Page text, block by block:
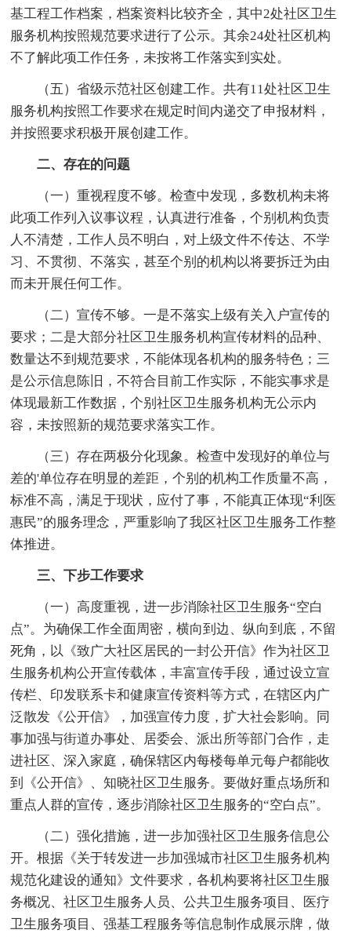
基工程工作档案，档案资料比较齐全，其中2处社区卫生
服务机构按照规范要求进行了公示。其余24处社区机构
不了解此项工作任务，未按将工作落实到实处。
（五）省级示范社区创建工作。共有11处社区卫生
服务机构按照工作要求在规定时间内递交了申报材料，
并按照要求积极开展创建工作。
二、存在的问题
（一）重视程度不够。检查中发现，多数机构未将
此项工作列入议事议程，认真进行准备，个别机构负责
人不清楚，工作人员不明白，对上级文件不传达、不学
习、不贯彻、不落实，甚至个别的机构以将要拆迁为由
而未开展任何工作。
（二）宣传不够。一是不落实上级有关入户宣传的
要求；二是大部分社区卫生服务机构宣传材料的品种、
数量达不到规范要求，不能体现各机构的服务特色；三
是公示信息陈旧，不符合目前工作实际，不能实事求是
体现最新工作数据，个别社区卫生服务机构无公示内
容，未按照新的规范要求落实工作。
（三）存在两极分化现象。检查中发现好的单位与
差的'单位存在明显的差距，个别的机构工作质量不高，
标准不高，满足于现状，应付了事，不能真正体现“利医
惠民”的服务理念，严重影响了我区社区卫生服务工作整
体推进。
三、下步工作要求
（一）高度重视，进一步消除社区卫生服务“空白
点”。为确保工作全面周密，横向到边、纵向到底，不留
死角，以《致广大社区居民的一封公开信》作为社区卫
生服务机构公开宣传载体，丰富宣传手段，通过设立宣
传栏、印发联系卡和健康宣传资料等方式，在辖区内广
泛散发《公开信》，加强宣传力度，扩大社会影响。同
事加强与街道办事处、居委会、派出所等部门合作，走
进社区、深入家庭，确保辖区内每楼每单元每户都能收
到《公开信》、知晓社区卫生服务。要做好重点场所和
重点人群的宣传，逐步消除社区卫生服务的“空白点”。
（二）强化措施，进一步加强社区卫生服务信息公
开。根据《关于转发进一步加强城市社区卫生服务机构
规范化建设的通知》文件要求，各机构要将社区卫生服
务概况、社区卫生服务人员、公共卫生服务项目、医疗
卫生服务项目、强基工程服务等信息制作成展示牌，做